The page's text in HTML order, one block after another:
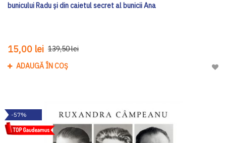
bunicului Radu și din caietul secret al bunicii Ana
15,00 lei 139,50 lei
ADAUGĂ ÎN COȘ
-57%